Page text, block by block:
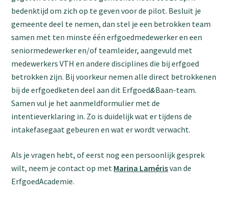
bedenktijd om zich op te geven voor de pilot. Besluit je
gemeente deel te nemen, dan stel je een betrokken team
samen met ten minste één erfgoedmedewerker en een
seniormedewerker en/of teamleider, aangevuld met
medewerkers VTH en andere disciplines die bij erfgoed
betrokken zijn. Bij voorkeur nemen alle direct betrokkenen
bij de erfgoedketen deel aan dit Erfgoed&Baan-team.
Samen vul je het aanmeldformulier met de
intentieverklaring in. Zo is duidelijk wat er tijdens de
intakefasegaat gebeuren en wat er wordt verwacht.
Als je vragen hebt, of eerst nog een persoonlijk gesprek
wilt, neem je contact op met Marina Lamérisvan de
ErfgoedAcademie.